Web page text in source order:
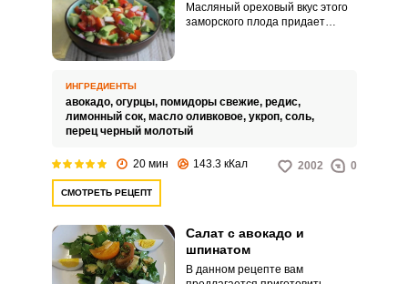
Масляный ореховый вкус этого
заморского плода придает
салата огурцы, помидорки,
сладкий перец и редис.
ИНГРЕДИЕНТЫ
авокадо, огурцы, помидоры свежие, редис,
лимонный сок, масло оливковое, укроп, соль,
перец черный молотый
20 мин 143.3 кКал 2002 0
СМОТРЕТЬ РЕЦЕПТ
Салат с авокадо и
шпинатом
В данном рецепте вам